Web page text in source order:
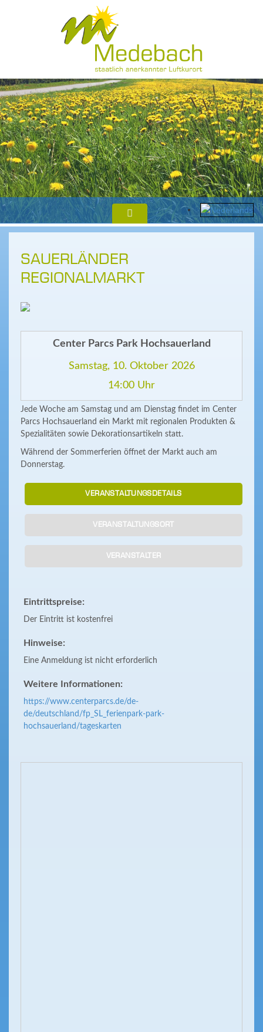
SAUERLÄNDER
REGIONALMARKT
Center Parcs Park Hochsauerland
Samstag, 10. Oktober 2026
14:00 Uhr
Jede Woche am Samstag und am Dienstag findet im Center
Parcs Hochsauerland ein Markt mit regionalen Produkten &
Spezialitäten sowie Dekorationsartikeln statt.
Während der Sommerferien öffnet der Markt auch am
Donnerstag.
VERANSTALTUNGSDETAILS
VERANSTALTUNGSORT
VERANSTALTER
Eintrittspreise:
Der Eintritt ist kostenfrei
Hinweise:
Eine Anmeldung ist nicht erforderlich
Weitere Informationen:
https://www.centerparcs.de/de-
de/deutschland/fp_SL_ferienpark-park-
hochsauerland/tageskarten